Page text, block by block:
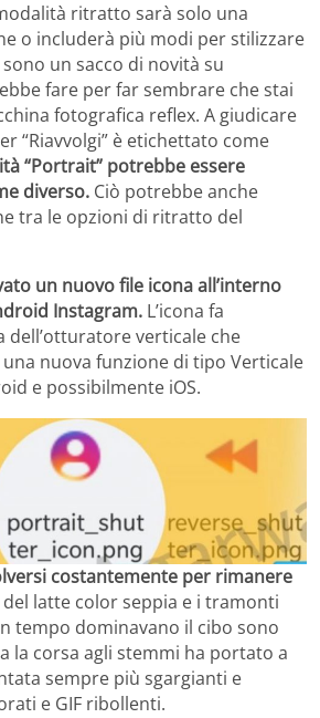
ritratto sarà solo una
o includerà più modi per stilizzare
sono un sacco di novità su
fare per far sembrare che stai
fotografica reflex. A giudicare
“Riavvolgi” è etichettato come
“Portrait” potrebbe essere
diverso. Ciò potrebbe anche
tra le opzioni di ritratto del
un nuovo file icona all’interno
Instagram. L’icona fa
dell’otturatore verticale che
nuova funzione di tipo Verticale
e possibilmente iOS.
costantemente per rimanere
del latte color seppia e i tramonti
tempo dominavano il cibo sono
la corsa agli stemmi ha portato a
sempre più sgargianti e
e GIF ribollenti.